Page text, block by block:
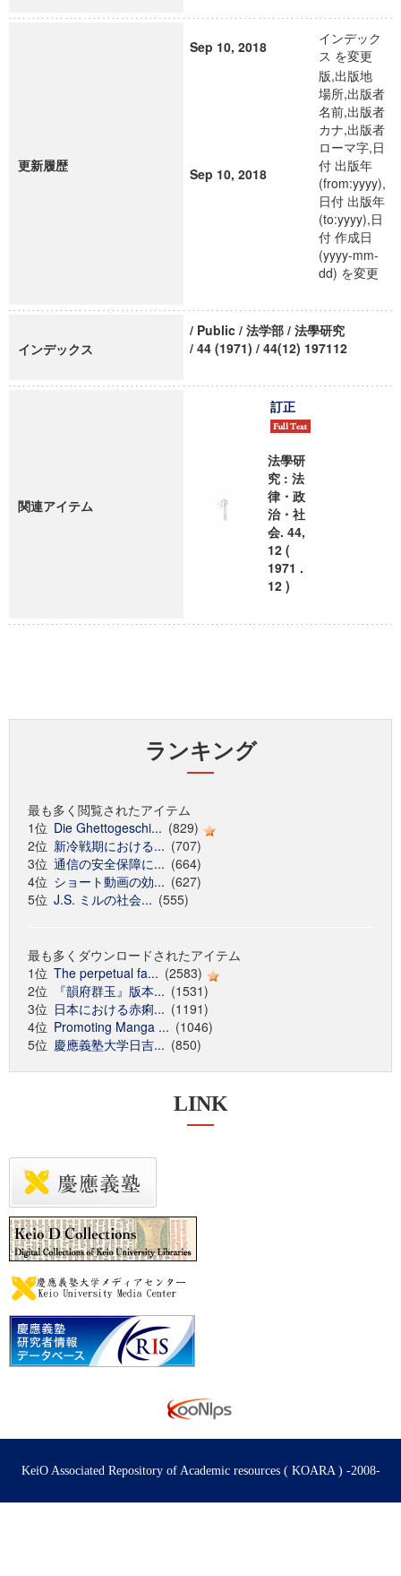
更新履歴
Sep 10, 2018
インデック
ス を変更
Sep 10, 2018
版,出版地
場所,出版者
名前,出版者
カナ,出版者
ローマ字,日
付 出版年
(from:yyyy),
日付 出版年
(to:yyyy),日
付 作成日
(yyyy-mm-
dd) を変更
インデックス
/ Public / 法学部 / 法學研究
/ 44 (1971) / 44(12) 197112
関連アイテム
訂正
法學研
究 : 法
律・政
治・社
会. 44,
12 (
1971 .
12 )
ランキング
最も多く閲覧されたアイテム
1位 Die Ghettogeschi... (829)
2位 新冷戦期における... (707)
3位 通信の安全保障に... (664)
4位 ショート動画の効... (627)
5位 J.S. ミルの社会... (555)
最も多くダウンロードされたアイテム
1位 The perpetual fa... (2583)
2位
『韻府群玉』版本... (1531)
3位 日本における赤痢... (1191)
4位 Promoting Manga ... (1046)
5位 慶應義塾大学日吉... (850)
LINK
KeiO Associated Repository of Academic resources ( KOARA ) -2008-